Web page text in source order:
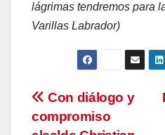
lágrimas tendremos para
Varillas Labrador)
Navegación
Con diálogo y
compromiso